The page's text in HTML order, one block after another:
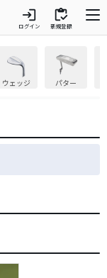
login
ログイン
inventory
新規登録
ウェッジ パター